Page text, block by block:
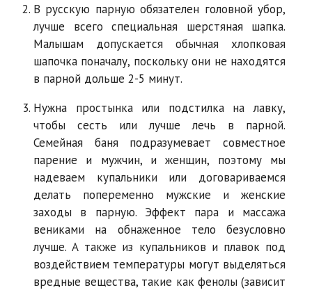
В русскую парную обязателен головной убор,
лучше всего специальная шерстяная шапка.
Малышам допускается обычная хлопковая
шапочка поначалу, поскольку они не находятся
в парной дольше 2-5 минут.
Нужна простынка или подстилка на лавку,
чтобы сесть или лучше лечь в парной.
Семейная баня подразумевает совместное
парение и мужчин, и женщин, поэтому мы
надеваем купальники или договариваемся
делать попеременно мужские и женские
заходы в парную. Эффект пара и массажа
вениками на обнаженное тело безусловно
лучше. А также из купальников и плавок под
воздействием температуры могут выделяться
вредные вещества, такие как фенолы (зависит